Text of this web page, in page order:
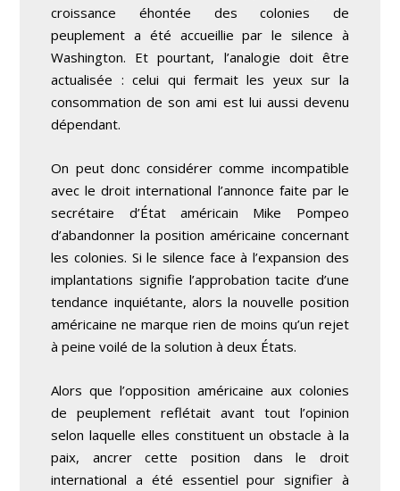
croissance éhontée des colonies de
peuplement a été accueillie par le silence à
Washington. Et pourtant, l’analogie doit être
actualisée : celui qui fermait les yeux sur la
consommation de son ami est lui aussi devenu
dépendant.
On peut donc considérer comme incompatible
avec le droit international l’annonce faite par le
secrétaire d’État américain Mike Pompeo
d’abandonner la position américaine concernant
les colonies. Si le silence face à l’expansion des
implantations signifie l’approbation tacite d’une
tendance inquiétante, alors la nouvelle position
américaine ne marque rien de moins qu’un rejet
à peine voilé de la solution à deux États.
Alors que l’opposition américaine aux colonies
de peuplement reflétait avant tout l’opinion
selon laquelle elles constituent un obstacle à la
paix, ancrer cette position dans le droit
international a été essentiel pour signifier à